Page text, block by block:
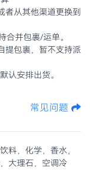
者从其他渠道更换到
合并包裹/运单。
提包裹，暂不支持派
认安排出货。
常见问题
料，化学，香水，
大理石，空调冷